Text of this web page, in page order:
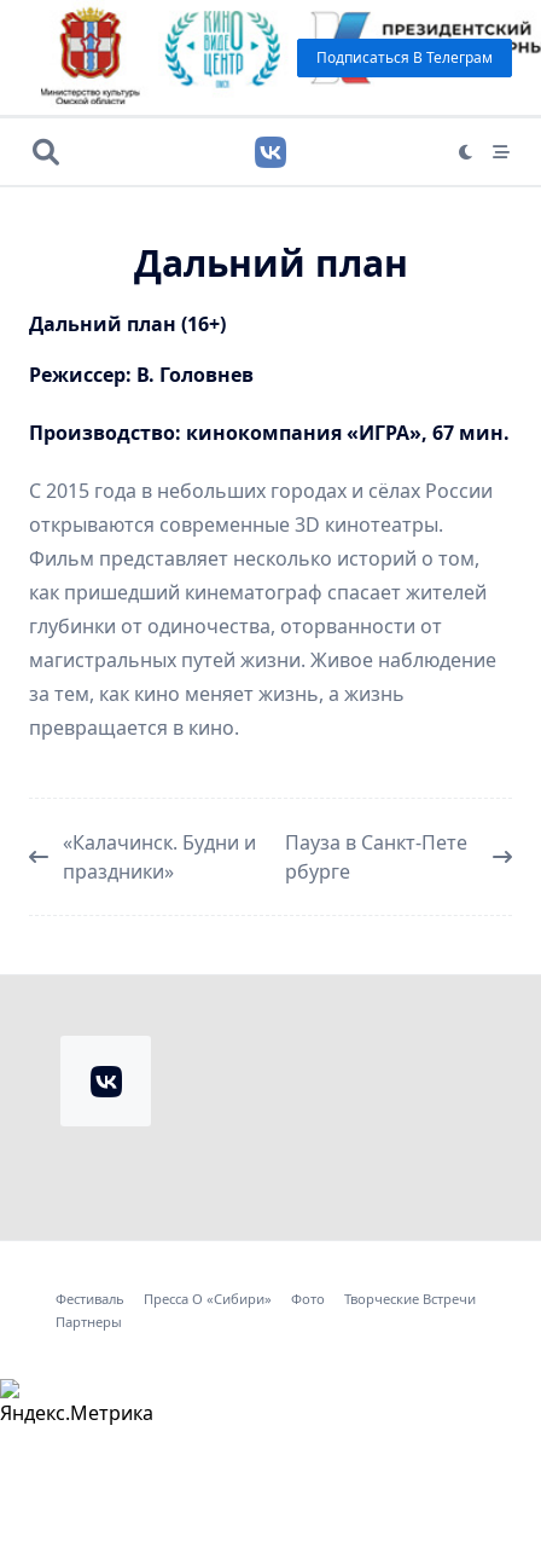
Подписаться В Телеграм
Дальний план
Дальний план (16+)
Режиссер: В. Головнев
Производство: кинокомпания «ИГРА», 67 мин.
С 2015 года в небольших городах и сёлах России
открываются современные 3D кинотеатры.
Фильм представляет несколько историй о том,
как пришедший кинематограф спасает жителей
глубинки от одиночества, оторванности от
магистральных путей жизни. Живое наблюдение
за тем, как кино меняет жизнь, а жизнь
превращается в кино.
«Калачинск. Будни и
праздники»
Пауза в Санкт-Пете
рбурге
Фестиваль Пресса О «Сибири» Фото
Творческие Встречи
Партнеры